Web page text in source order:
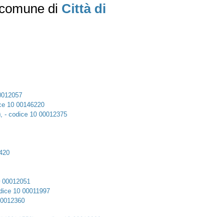
di Città di
10 00146220
- codice 10 00012375
10 00011997